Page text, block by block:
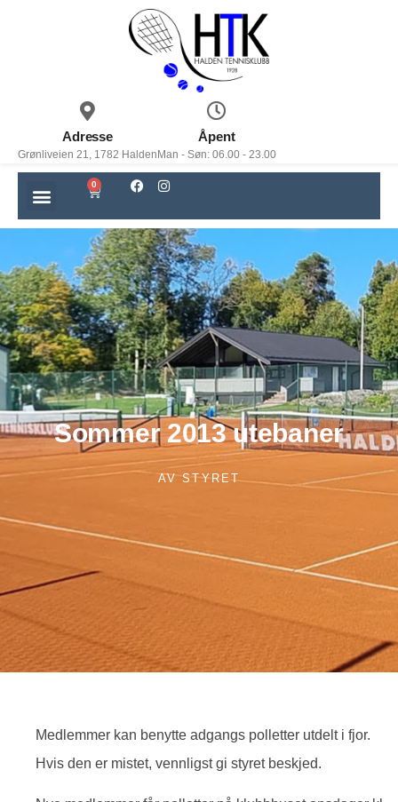
Adresse
Grønliveien 21, 1782 Halden
Åpent
Man - Søn: 06.00 - 23.00
0
Sommer 2013 utebaner
AV STYRET
Medlemmer kan benytte adgangs polletter utdelt i fjor.
Hvis den er mistet, vennligst gi styret beskjed.